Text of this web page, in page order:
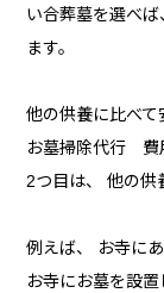
い合葬墓を選べ
ます。
他の供養に比べて
お墓掃除代行 費
2つ目は、 他の供
例えば、 お寺に
お寺にお墓を設